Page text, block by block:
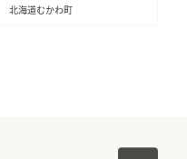
北海道むかわ町